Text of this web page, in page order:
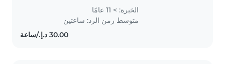
baby siter. Am a caring and
patient lady who loves kids, if
you hire me you won't..
الخبرة: > 11 عامًا
متوسط زمن الرد: ساعتين